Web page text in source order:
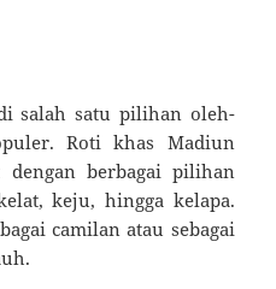
salah satu pilihan oleh-
Roti khas Madiun
berbagai pilihan
keju, hingga kelapa.
camilan atau sebagai